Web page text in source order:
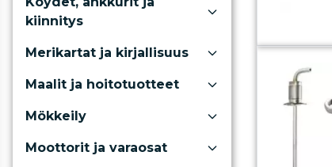
kiinnitys
Merikartat ja kirjallisuus
Maalit ja hoitotuotteet
Mökkeily
Moottorit ja varaosat